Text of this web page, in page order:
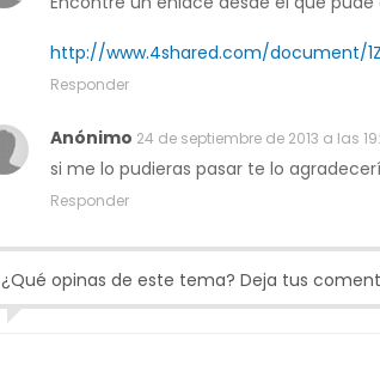
http://www.4shared.com/document/
Responder
Anónimo 24 de septiembre de 2013 a las
si me lo pudieras pasar te lo
Responder
¿Qué opinas de este tema? Deja tus